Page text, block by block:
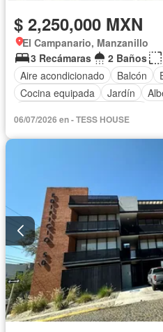
$ 2,250,000 MXN
El Campanario, Manzanillo
3 Recámaras
2 Baños
Aire acondicionado
Balcón
Cocina equipada
Jardín
06/07/2026 en - TESS HOUSE